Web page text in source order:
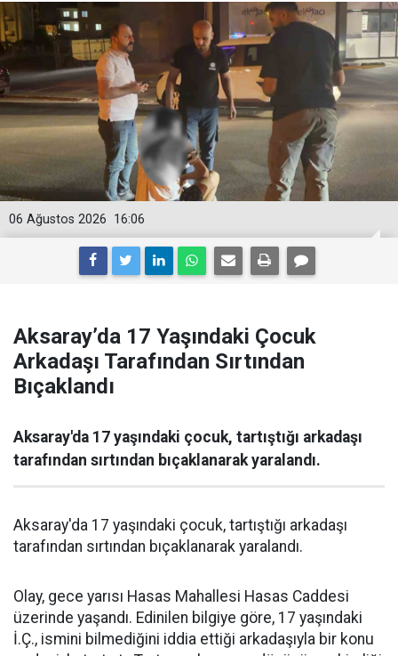
16:06
06 Ağustos 2026
Aksaray’da 17 Yaşındaki Çocuk
Arkadaşı Tarafından Sırtından
Bıçaklandı
Aksaray'da 17 yaşındaki çocuk, tartıştığı arkadaşı
tarafından sırtından bıçaklanarak yaralandı.
Aksaray'da 17 yaşındaki çocuk, tartıştığı arkadaşı
tarafından sırtından bıçaklanarak yaralandı.
Olay, gece yarısı Hasas Mahallesi Hasas Caddesi
üzerinde yaşandı. Edinilen bilgiye göre, 17 yaşındaki
İ.Ç., ismini bilmediğini iddia ettiği arkadaşıyla bir konu